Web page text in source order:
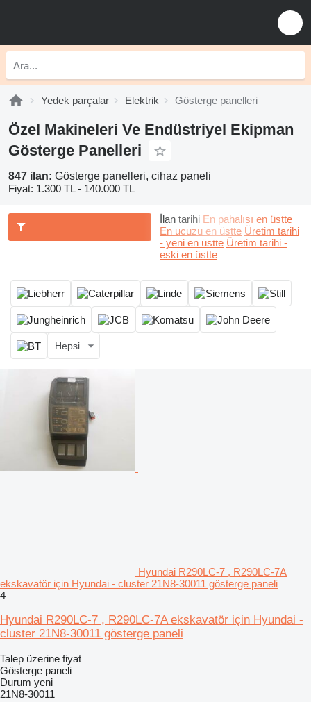
Yedek parçalar Elektrik Gösterge panelleri
Özel Makineleri Ve Endüstriyel Ekipman
Gösterge Panelleri
847 ilan: Gösterge panelleri, cihaz paneli
Fiyat: 1.300 TL - 140.000 TL
İlan tarihi En pahalısı en üstte
En ucuzu en üstte Üretim tarihi
- yeni en üstte Üretim tarihi -
eski en üstte
Hepsi
Hyundai R290LC-7 , R290LC-7A
ekskavatör için Hyundai - cluster 21N8-30011 gösterge paneli
4
Hyundai R290LC-7 , R290LC-7A ekskavatör için Hyundai -
cluster 21N8-30011 gösterge paneli
Talep üzerine fiyat
Gösterge paneli
Durum yeni
21N8-30011